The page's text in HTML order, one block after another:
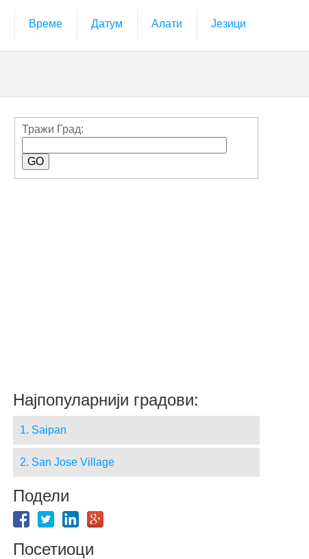
Време Датум Алати Језици
Тражи Град:
Најпопуларнији градови:
1. Saipan
2. San Jose Village
Подели
Посетиоци